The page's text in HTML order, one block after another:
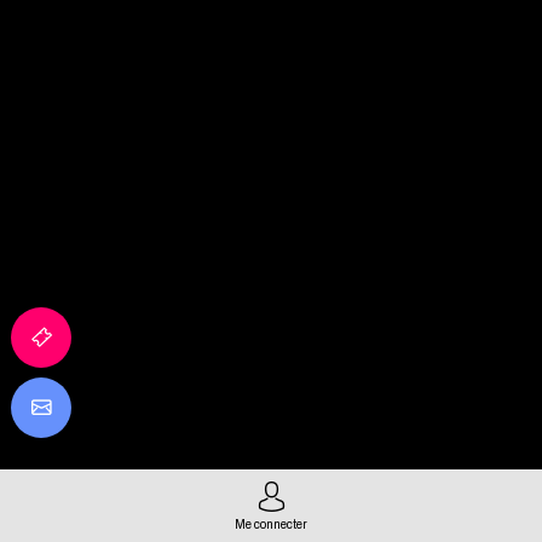
Me connecter